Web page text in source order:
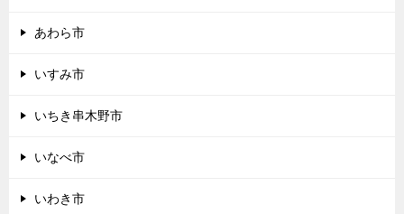
あわら市
いすみ市
いちき串木野市
いなべ市
いわき市